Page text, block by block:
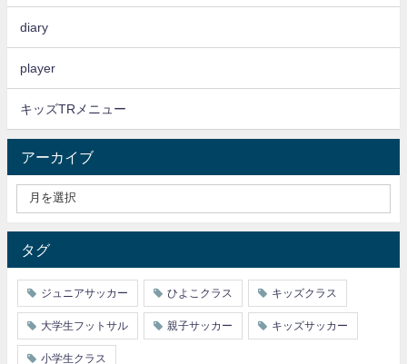
diary
player
キッズTRメニュー
アーカイブ
タグ
ジュニアサッカー ひよこクラス キッズクラス
大学生フットサル 親子サッカー キッズサッカー
小学生クラス